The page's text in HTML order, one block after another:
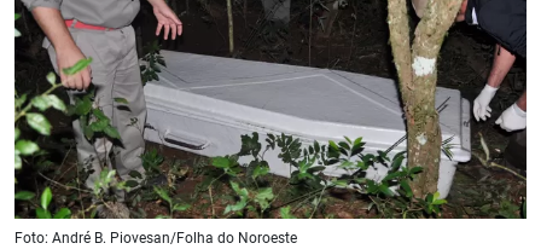
Foto: André B. Piovesan/Folha do Noroeste